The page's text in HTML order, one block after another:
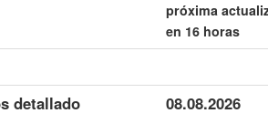
próxima
en 16 horas
detallado
08.08.2026